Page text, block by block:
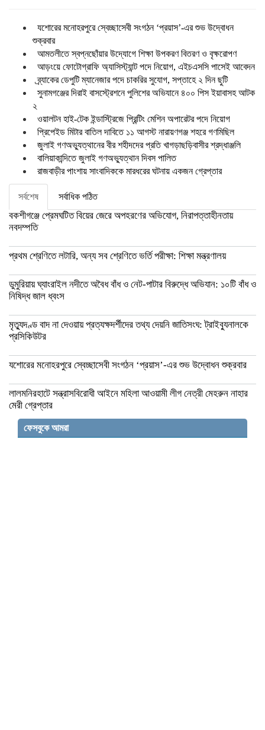
যশোরের মনোহরপুরে স্বেচ্ছাসেবী সংগঠন ‘প্রয়াস’-এর শুভ উদ্বোধন
শুক্রবার
আমতলীতে স্বপ্নছোঁয়ার উদ্যোগে শিক্ষা উপকরণ বিতরণ ও বৃক্ষরোপণ
আড়ংয়ে ফোটোগ্রাফি অ্যাসিস্ট্যান্ট পদে নিয়োগ, এইচএসসি পাসেই আবেদন
ব্র্যাকের ডেপুটি ম্যানেজার পদে চাকরির সুযোগ, সপ্তাহে ২ দিন ছুটি
সুনামগঞ্জের দিরাই বাসস্ট্রেশনে পুলিশের অভিযানে ৪০০ পিস ইয়াবাসহ আটক
২
ওয়ালটন হাই-টেক ইন্ডাস্ট্রিজে প্রিন্টিং মেশিন অপারেটর পদে নিয়োগ
প্রিপেইড মিটার বাতিল দাবিতে ১১ আগস্ট নারায়ণগঞ্জ শহরে গণমিছিল
জুলাই গণঅভ্যুত্থানের বীর শহীদদের প্রতি খাগড়াছড়িবাসীর শ্রদ্ধাঞ্জলি
বালিয়াকান্দিতে জুলাই গণঅভ্যুত্থান দিবস পালিত
রাজবাড়ীর পাংশায় সাংবাদিককে মারধরের ঘটনায় একজন গ্রেপ্তার
সর্বশেষ সর্বাধিক পঠিত
বকশীগঞ্জে প্রেমঘটিত বিয়ের জেরে অপহরণের অভিযোগ, নিরাপত্তাহীনতায়
নবদম্পতি
প্রথম শ্রেণিতে লটারি, অন্য সব শ্রেণিতে ভর্তি পরীক্ষা: শিক্ষা মন্ত্রণালয়
ডুমুরিয়ায় ঘ্যাংরাইল নদীতে অবৈধ বাঁধ ও নেট-পাটার বিরুদ্ধে অভিযান: ১০টি বাঁধ ও
নিষিদ্ধ জাল ধ্বংস
মৃত্যুদণ্ড বাদ না দেওয়ায় প্রত্যক্ষদর্শীদের তথ্য দেয়নি জাতিসংঘ: ট্রাইব্যুনালকে
প্রসিকিউটর
যশোরের মনোহরপুরে স্বেচ্ছাসেবী সংগঠন ‘প্রয়াস’-এর শুভ উদ্বোধন শুক্রবার
লালমনিরহাটে সন্ত্রাসবিরোধী আইনে মহিলা আওয়ামী লীগ নেত্রী মেহরুন নাহার
মেরী গ্রেপ্তার
ফেসবুকে আমরা